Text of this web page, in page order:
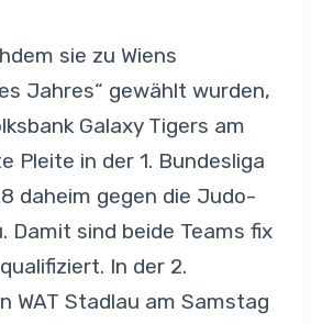
sie zu Wiens
Jahres“ gewählt wurden,
Galaxy Tigers am
Pleite in der 1. Bundesliga
daheim gegen die Judo-
Damit sind beide Teams fix
In der 2.
WAT Stadlau am Samstag